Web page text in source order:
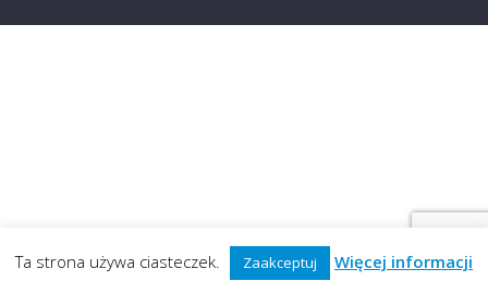
Ta strona używa ciasteczek. Zaakceptuj Więcej informacji